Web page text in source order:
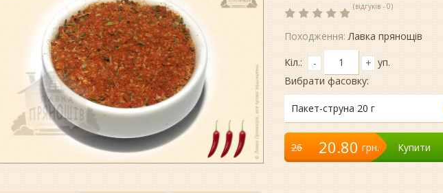
(відгуків - 0)
Походження:Лавка прянощів
Кіл.:
- + уп.
Вибрати фасовку:
Пакет-струна 20 г
26 20.80 грн. Купити